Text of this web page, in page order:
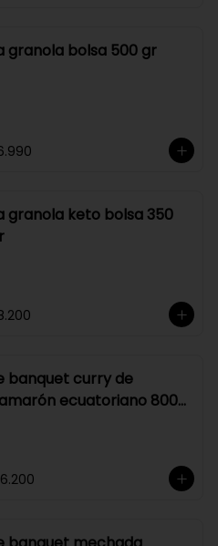
es de 12 meses a partir de
granola bolsa 500 gr
granola keto bolsa 350
banquet curry de
ecuatoriano 800